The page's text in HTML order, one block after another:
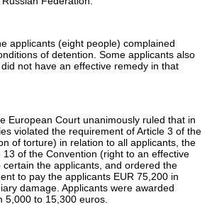
applicants (eight people) complained
of detention. Some applicants also
not have an effective remedy in that
European Court unanimously ruled that in
violated the requirement of Article 3 of the
of torture) in relation to all applicants, the
13 of the Convention (right to an effective
the applicants, and ordered the
to pay the applicants EUR 75,200 in
damage. Applicants were awarded
5,000 to 15,300 euros.